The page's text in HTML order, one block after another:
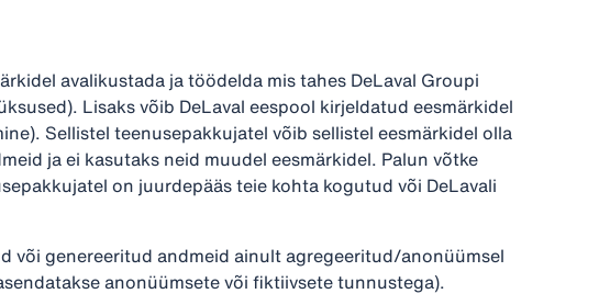
avalikustada ja töödelda mis tahes DeLaval Groupi
Lisaks võib DeLaval eespool kirjeldatud eesmärkidel
Sellistel teenusepakkujatel võib sellistel eesmärkidel olla
ja ei kasutaks neid muudel eesmärkidel. Palun võtke
on juurdepääs teie kohta kogutud või DeLavali
või genereeritud andmeid ainult agregeeritud/anonüümsel
anonüümsete või fiktiivsete tunnustega).